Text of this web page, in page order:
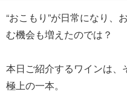
“おこもり”が日常になり、
む機会も増えたのでは？
本日ご紹介するワインは、
極上の一本。